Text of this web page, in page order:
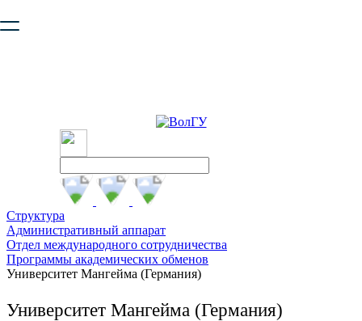
безопасную работу с сайтом. Пожалуйста
Структура
Административный аппарат
Отдел международного сотрудничества
Программы академических обменов
Университет Мангейма (Германия)
Университет Мангейма (Германия)